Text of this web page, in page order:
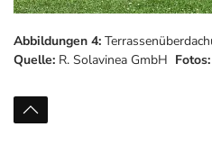
Abbildungen 4:
Quelle: R. Solavinea GmbH Fotos: